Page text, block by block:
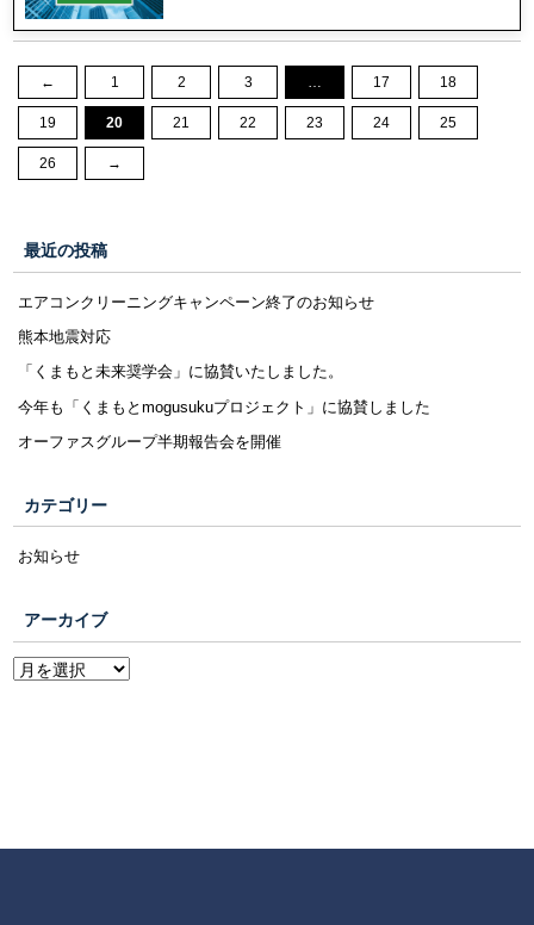
← 1 2 3 17 18
19 20 21 22 23 24 25
26 →
最近の投稿
エアコンクリーニングキャンペーン終了のお知らせ
熊本地震対応
「くまもと未来奨学会」に協賛いたしました。
今年も「くまもとmogusukuプロジェクト」に協賛しました
オーファスグループ半期報告会を開催
カテゴリー
お知らせ
アーカイブ